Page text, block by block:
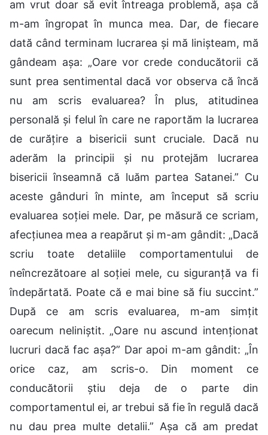
am vrut doar să evit întreaga problemă, așa că
m-am îngropat în munca mea. Dar, de fiecare
dată când terminam lucrarea și mă linișteam, mă
gândeam așa: „Oare vor crede conducătorii că
sunt prea sentimental dacă vor observa că încă
nu am scris evaluarea? În plus, atitudinea
personală și felul în care ne raportăm la lucrarea
de curățire a bisericii sunt cruciale. Dacă nu
aderăm la principii și nu protejăm lucrarea
bisericii înseamnă că luăm partea Satanei.” Cu
aceste gânduri în minte, am început să scriu
evaluarea soției mele. Dar, pe măsură ce scriam,
afecțiunea mea a reapărut și m-am gândit: „Dacă
scriu toate detaliile comportamentului de
neîncrezătoare al soției mele, cu siguranță va fi
îndepărtată. Poate că e mai bine să fiu succint.”
După ce am scris evaluarea, m-am simțit
oarecum neliniștit. „Oare nu ascund intenționat
lucruri dacă fac așa?” Dar apoi m-am gândit: „În
orice caz, am scris-o. Din moment ce
conducătorii știu deja de o parte din
comportamentul ei, ar trebui să fie în regulă dacă
nu dau prea multe detalii.” Așa că am predat